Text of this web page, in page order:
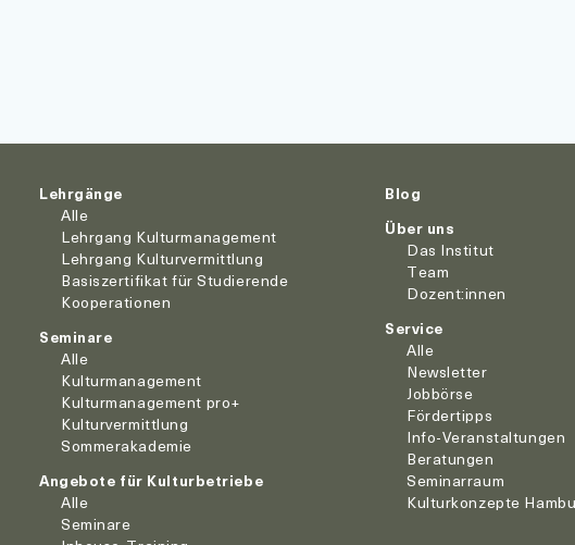
Lehrgänge
Alle
Lehrgang Kulturmanagement
Lehrgang Kulturvermittlung
Basiszertifikat für Studierende
Kooperationen
Seminare
Alle
Kulturmanagement
Kulturmanagement pro+
Kulturvermittlung
Sommerakademie
Angebote für Kulturbetriebe
Alle
Seminare
Blog
Über uns
Das Institut
Team
Dozent:innen
Service
Alle
Newsletter
Jobbörse
Fördertipps
Info-Veranstaltungen
Beratungen
Seminarraum
Kulturkonzepte